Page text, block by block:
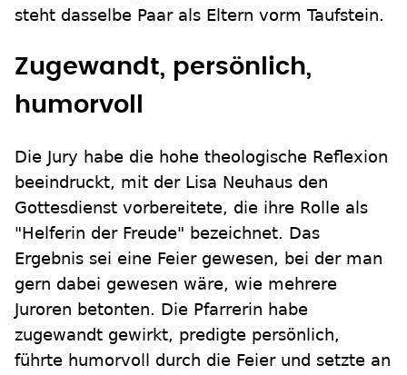
steht dasselbe Paar als Eltern vorm Taufstein.
Zugewandt, persönlich,
humorvoll
Die Jury habe die hohe theologische Reflexion
beeindruckt, mit der Lisa Neuhaus den
Gottesdienst vorbereitete, die ihre Rolle als
"Helferin der Freude" bezeichnet. Das
Ergebnis sei eine Feier gewesen, bei der man
gern dabei gewesen wäre, wie mehrere
Juroren betonten. Die Pfarrerin habe
zugewandt gewirkt, predigte persönlich,
führte humorvoll durch die Feier und setzte an